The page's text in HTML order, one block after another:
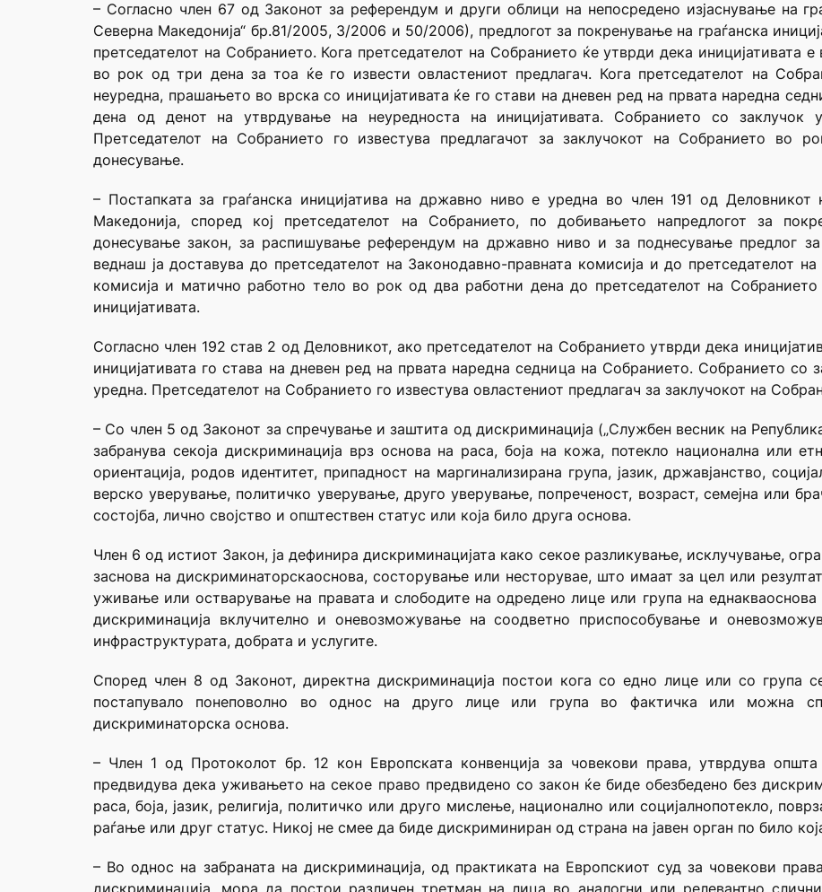
– Согласно член 67 од Законот за референдум и други облици на непосредено изјаснување на
Северна Македонија“ бр.81/2005, 3/2006 и 50/2006), предлогот за покренување на граѓанска
претседателот на Собранието. Кога претседателот на Собранието ќе утврди дека иницијативата
во рок од три дена за тоа ќе го извести овластениот предлагач. Кога претседателот на
неуредна, прашањето во врска со иницијативата ќе го стави на дневен ред на првата наредна
дена од денот на утврдување на неуредноста на иницијативата. Собранието со заклучок
Претседателот на Собранието го известува предлагачот за заклучокот на Собранието во
донесување.
– Постапката за граѓанска иницијатива на државно ниво е уредна во член 191 од Деловникот
Македонија, според кој претседателот на Собранието, по добивањето напредлогот за
донесување закон, за распишување референдум на државно ниво и за поднесување предлог
веднаш ја доставува до претседателот на Законодавно-правната комисија и до претседателот
комисија и матично работно тело во рок од два работни дена до претседателот на
иницијативата.
Согласно член 192 став 2 од Деловникот, ако претседателот на Собранието утврди дека
иницијативата го става на дневен ред на првата наредна седница на Собранието. Собранието со
уредна. Претседателот на Собранието го известува овластениот предлагач за заклучокот на
– Со член 5 од Законот за спречување и заштита од дискриминација („Службен весник на
забранува секоја дискриминација врз основа на раса, боја на кожа, потекло национална или
ориентација, родов идентитет, припадност на маргинализирана група, јазик, државјанство,
верско уверување, политичко уверување, друго уверување, попреченост, возраст, семејна или
состојба, лично својство и општествен статус или која било друга основа.
Член 6 од истиот Закон, ја дефинира дискриминацијата како секое разликување, исклучување,
заснова на дискриминаторскаоснова, состорување или несторувае, што имаат за цел или
уживање или остварување на правата и слободите на одредено лице или група на
дискриминација вклучително и оневозможување на соодветно приспособување и
инфраструктурата, добрата и услугите.
Според член 8 од Законот, директна дискриминација постои кога со едно лице или со група
постапувало понеповолно во однос на друго лице или група во фактичка или можна
дискриминаторска основа.
– Член 1 од Протоколот бр. 12 кон Европската конвенција за човекови права, утврдува
предвидува дека уживањето на секое право предвидено со закон ќе биде обезбедено без
раса, боја, јазик, религија, политичко или друго мислење, национално или социјалнопотекло,
раѓање или друг статус. Никој не смее да биде дискриминиран од страна на јавен орган по било
– Во однос на забраната на дискриминација, од практиката на Европскиот суд за човекови права